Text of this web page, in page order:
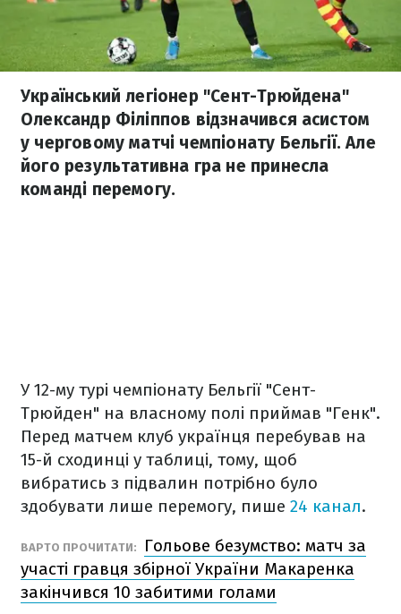
Український легіонер "Сент-Трюйдена"
Олександр Філіппов відзначився асистом
у черговому матчі чемпіонату Бельгії. Але
його результативна гра не принесла
команді перемогу.
У 12-му турі чемпіонату Бельгії "Сент-
Трюйден" на власному полі приймав "Генк".
Перед матчем клуб українця перебував на
15-й сходинці у таблиці, тому, щоб
вибратись з підвалин потрібно було
здобувати лише перемогу, пише 24 канал.
ВАРТО ПРОЧИТАТИ:
Гольове безумство: матч за
участі гравця збірної України Макаренка
закінчився 10 забитими голами